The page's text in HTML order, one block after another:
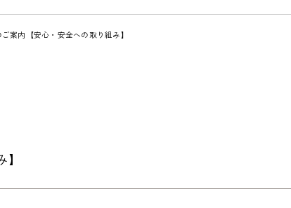
案内【安心・安全への取り組み】